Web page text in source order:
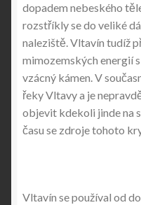
dopadem nebeského
rozstříkly se do veliké
naleziště. Vltavín tudíž
mimozemských energií
vzácný kámen. V
řeky Vltavy a je
objevit kdekoli jinde na
času se zdroje tohoto
Vltavín se používal od